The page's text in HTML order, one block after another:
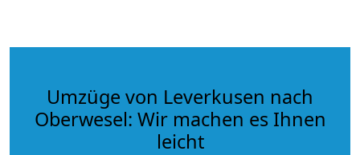
Umzüge von Leverkusen nach
Oberwesel: Wir machen es Ihnen
leicht